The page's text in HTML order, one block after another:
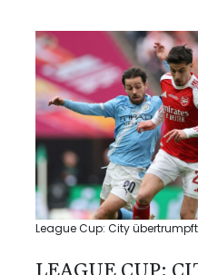
League Cup: City